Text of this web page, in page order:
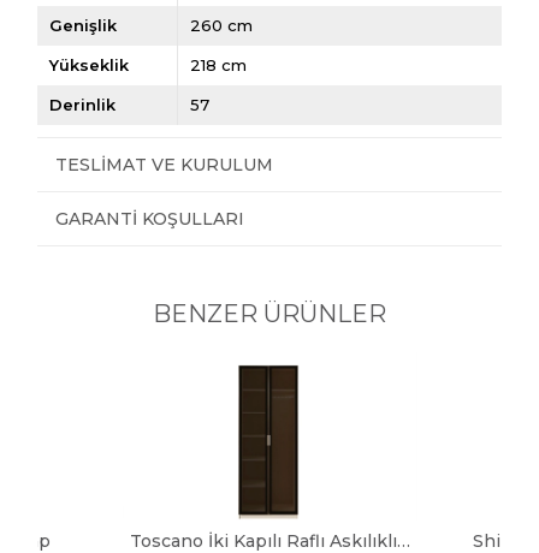
Genişlik 260 cm
Yükseklik 218 cm
Derinlik 57
TESLIMAT VE KURULUM
GARANTI KOŞULLARI
BENZER ÜRÜNLER
Toscano İki Kapılı Raflı Askılıklı Dolap Shine